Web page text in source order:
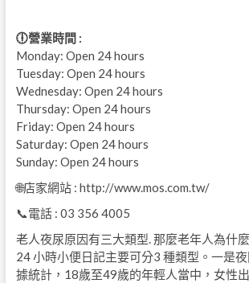
🕕營業時間 :
Monday: Open 24 hours
Tuesday: Open 24 hours
Wednesday: Open 24 hours
Thursday: Open 24 hours
Friday: Open 24 hours
Saturday: Open 24 hours
Sunday: Open 24 hours
🌐店家網站 : http://www.mos.com.tw/
📞電話 : 03 356 4005
老人夜尿原因有三大類型. 那麼老年人為什
24 小時小便日記主要可分3 種類型。一是
據統計，18歲至49歲的年輕人當中，女性